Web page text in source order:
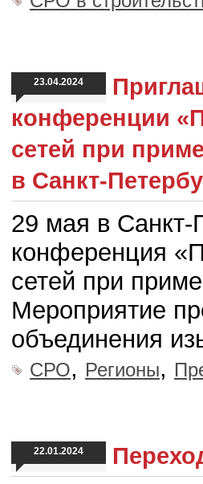
23.04.2024
конференции
сетей при
в Санкт-
29 мая в Санкт-
конференция
сетей при
Мероприятие
объединения
СРО, Регионы,
22.01.2024